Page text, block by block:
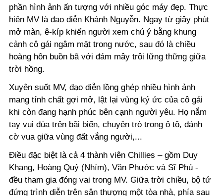
phần hình ảnh ấn tượng với nhiều góc máy đẹp. Thực
hiện MV là đạo diễn Khánh Nguyễn. Ngay từ giây phút
mở màn, ê-kíp khiến người xem chú ý bằng khung
cảnh cô gái ngâm mặt trong nước, sau đó là chiều
hoàng hôn buồn bã với đám mây trôi lững thững giữa
trời hồng.
Xuyên suốt MV, đạo diễn lồng ghép nhiều hình ảnh
mang tính chất gợi mở, lật lại vùng ký ức của cô gái
khi còn đang hạnh phúc bên cạnh người yêu. Họ nắm
tay vui đùa trên bãi biển, chuyện trò trong ô tô, đánh
cờ vua giữa vùng đất vắng người,...
Điều đặc biệt là cả 4 thành viên Chillies – gồm Duy
Khang, Hoàng Quý (Nhím), Văn Phước và Sĩ Phú -
đều tham gia đóng vai trong MV. Giữa trời chiều, bộ tứ
đứng trình diễn trên sân thượng một tòa nhà, phía sau